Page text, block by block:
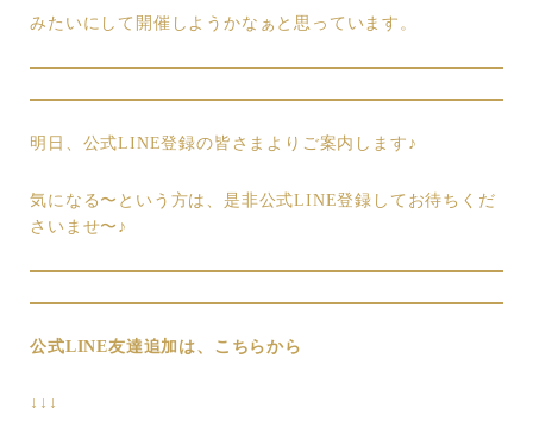
みたいにして開催しようかなぁと思っています。
明日、公式LINE登録の皆さまよりご案内します♪
気になる〜という方は、是非公式LINE登録してお待ちくだ
さいませ〜♪
公式LINE友達追加は、こちらから
↓↓↓